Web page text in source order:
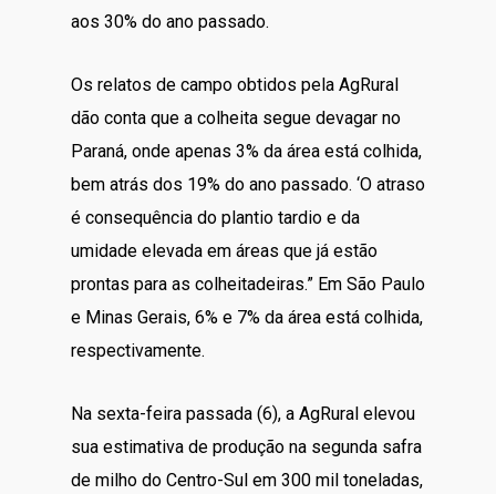
aos 30% do ano passado.
Os relatos de campo obtidos pela AgRural
dão conta que a colheita segue devagar no
Paraná, onde apenas 3% da área está colhida,
bem atrás dos 19% do ano passado. ‘O atraso
é consequência do plantio tardio e da
umidade elevada em áreas que já estão
prontas para as colheitadeiras.” Em São Paulo
e Minas Gerais, 6% e 7% da área está colhida,
respectivamente.
Na sexta-feira passada (6), a AgRural elevou
sua estimativa de produção na segunda safra
de milho do Centro-Sul em 300 mil toneladas,